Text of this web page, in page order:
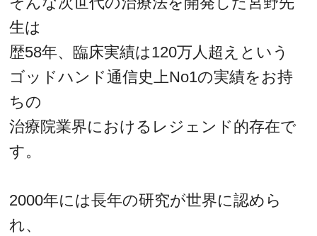
生は
歴58年、臨床実績は120万人超えという
ゴッドハンド通信史上No1の実績をお持
ちの
治療院業界におけるレジェンド的存在で
す。
2000年には長年の研究が世界に認めら
れ、